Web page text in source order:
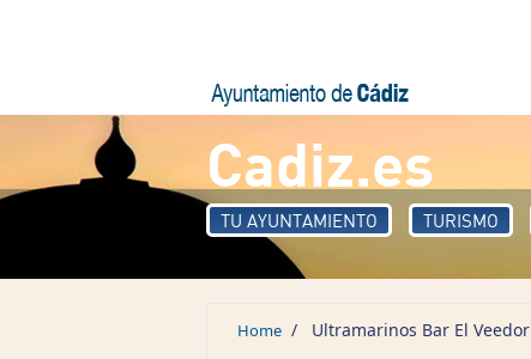
Cadiz.es
TU AYUNTAMIENTO TURISMO
Home / Ultramarinos Bar El Veedor